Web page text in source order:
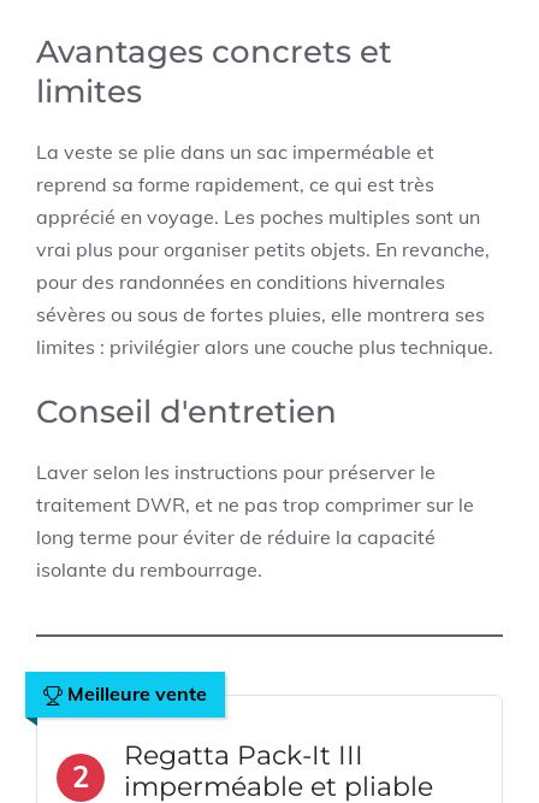
Avantages concrets et
limites
La veste se plie dans un sac imperméable et
reprend sa forme rapidement, ce qui est très
apprécié en voyage. Les poches multiples sont un
vrai plus pour organiser petits objets. En revanche,
pour des randonnées en conditions hivernales
sévères ou sous de fortes pluies, elle montrera ses
limites : privilégier alors une couche plus technique.
Conseil d'entretien
Laver selon les instructions pour préserver le
traitement DWR, et ne pas trop comprimer sur le
long terme pour éviter de réduire la capacité
isolante du rembourrage.
Meilleure vente
2
Regatta Pack-It III
imperméable et pliable